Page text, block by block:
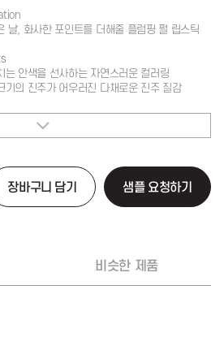
날, 화사한 포인트를 더해줄 플럼핑 펄 립스틱
는 안색을 선사하는 자연스러운 컬러링
기의 진주가 어우러진 다채로운 진주 질감
과로 탱글하고 볼륨감있는 입술 연출
뛰어난 쉐어버터 2% 함유
술 전체에 고르게 펴 발라줍니다.
라도 펄이 뭉침없이 고르게 발려요.
장바구니 담기 샘플 요청하기
비슷한 제품